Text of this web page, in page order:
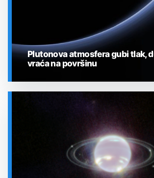
Plutonova atmosfera gubi tlak,
vraća na površinu